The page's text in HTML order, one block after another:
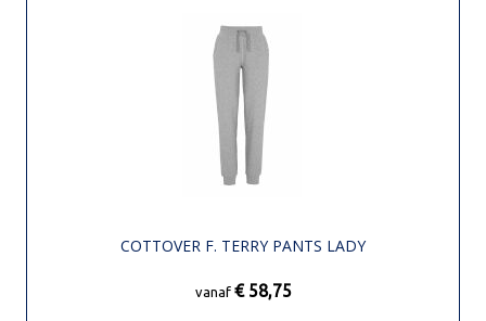
COTTOVER F. TERRY PANTS LADY
vanaf € 58,75